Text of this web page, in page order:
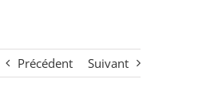
Précédent Suivant